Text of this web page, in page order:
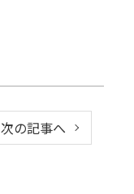
次の記事へ